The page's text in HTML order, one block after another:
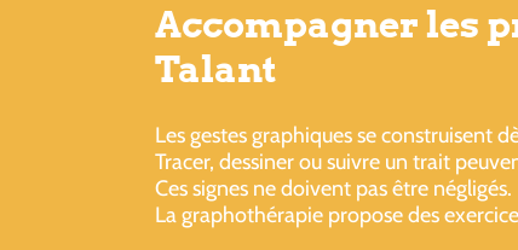
Accompagner les
Talant
Les gestes graphiques se construisent
Tracer, dessiner ou suivre un trait
Ces signes ne doivent pas être négligés.
La graphothérapie propose des